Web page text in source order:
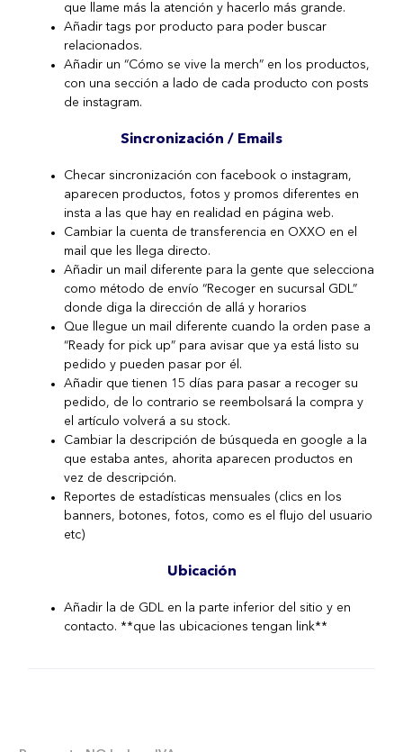
que llame más la atención y hacerlo más grande.
Añadir tags por producto para poder buscar
relacionados.
Añadir un “Cómo se vive la merch” en los productos,
con una sección a lado de cada producto con posts
de instagram.
Sincronización / Emails
Checar sincronización con facebook o instagram,
aparecen productos, fotos y promos diferentes en
insta a las que hay en realidad en página web.
Cambiar la cuenta de transferencia en OXXO en el
mail que les llega directo.
Añadir un mail diferente para la gente que selecciona
como método de envío “Recoger en sucursal GDL”
donde diga la dirección de allá y horarios
Que llegue un mail diferente cuando la orden pase a
“Ready for pick up” para avisar que ya está listo su
pedido y pueden pasar por él.
Añadir que tienen 15 días para pasar a recoger su
pedido, de lo contrario se reembolsará la compra y
el artículo volverá a su stock.
Cambiar la descripción de búsqueda en google a la
que estaba antes, ahorita aparecen productos en
vez de descripción.
Reportes de estadísticas mensuales (clics en los
banners, botones, fotos, como es el flujo del usuario
etc)
Ubicación
Añadir la de GDL en la parte inferior del sitio y en
contacto. **que las ubicaciones tengan link**